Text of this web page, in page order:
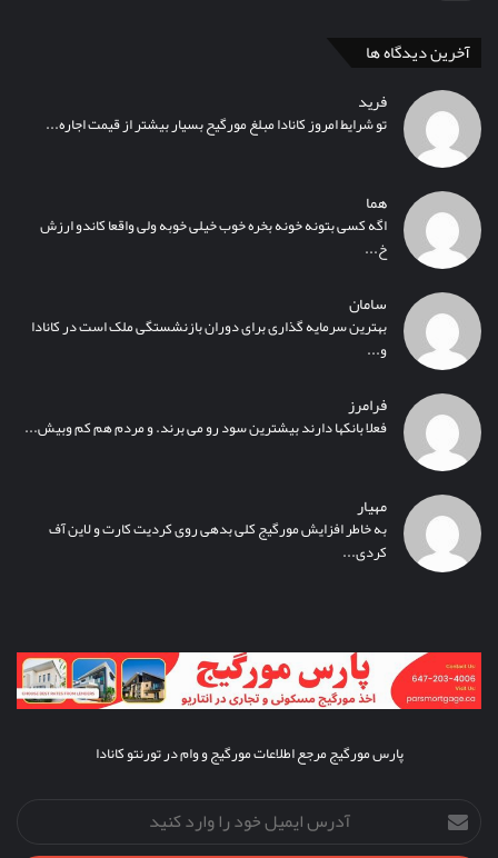
آخرین دیدگاه ها
فرید
تو شرایط امروز کانادا مبلغ مورگیح بسیار بیشتر از قیمت اجاره...
هما
اگه کسی بتونه خونه بخره خوب خیلی خوبه ولی واقعا کاندو ارزش
خ...
سامان
بهترین سرمایه گذاری برای دوران بازنشستگی ملک است در کانادا
و...
فرامرز
فعلا بانکها دارند بیشترین سود رو می برند. و مردم هم کم وبیش...
مهیار
به خاطر افزایش مورگیج کلی بدهی روی کردیت کارت و لاین آف
کردی...
پارس مورگیج مرجع اطلاعات مورگیج و وام در تورنتو کانادا
آدرس
ایمیل